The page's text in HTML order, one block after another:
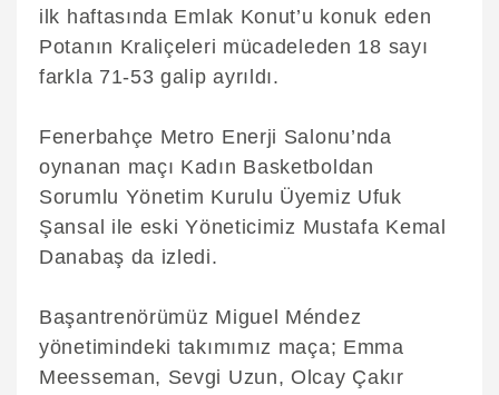
ilk haftasında Emlak Konut’u konuk eden
Potanın Kraliçeleri mücadeleden 18 sayı
farkla 71-53 galip ayrıldı.
Fenerbahçe Metro Enerji Salonu’nda
oynanan maçı Kadın Basketboldan
Sorumlu Yönetim Kurulu Üyemiz Ufuk
Şansal ile eski Yöneticimiz Mustafa Kemal
Danabaş da izledi.
Başantrenörümüz Miguel Méndez
yönetimindeki takımımız maça; Emma
Meesseman, Sevgi Uzun, Olcay Çakır